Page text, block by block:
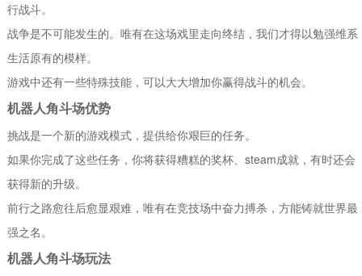
行战斗。
战争是不可能发生的。唯有在这场戏里走向终结，我们才得以勉强维系
生活原有的模样。
游戏中还有一些特殊技能，可以大大增加你赢得战斗的机会。
机器人角斗场优势
挑战是一个新的游戏模式，提供给你艰巨的任务。
如果你完成了这些任务，你将获得糟糕的奖杯、steam成就，有时还会
获得新的升级。
前行之路愈往后愈显艰难，唯有在竞技场中奋力搏杀，方能铸就世界最
强之名。
机器人角斗场玩法